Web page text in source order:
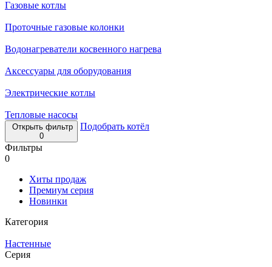
Газовые котлы
Проточные газовые колонки
Водонагреватели косвенного нагрева
Аксессуары для оборудования
Электрические котлы
Тепловые насосы
Открыть фильтр
0
Подобрать котёл
Фильтры
0
Хиты продаж
Премиум серия
Новинки
Категория
Настенные
Серия